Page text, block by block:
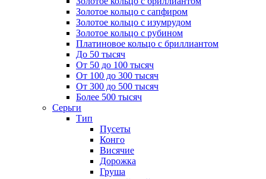
Золотое кольцо с сапфиром
Золотое кольцо с изумрудом
Золотое кольцо с рубином
Платиновое кольцо с бриллиантом
До 50 тысяч
От 50 до 100 тысяч
От 100 до 300 тысяч
От 300 до 500 тысяч
Более 500 тысяч
Серьги
Тип
Пусеты
Конго
Висячие
Дорожка
Груша